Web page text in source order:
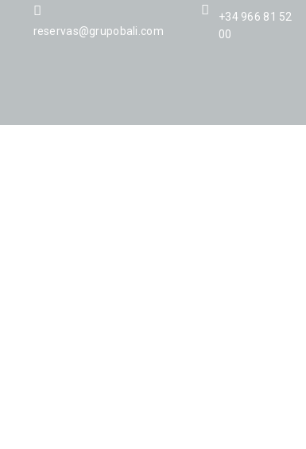
reservas@grupobali.com
+34 966 81 52
00